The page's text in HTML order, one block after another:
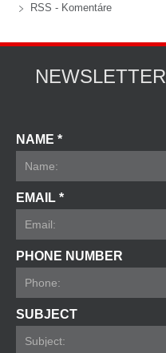
RSS - Komentáre
NEWSLETTER
NAME *
EMAIL *
PHONE NUMBER
SUBJECT